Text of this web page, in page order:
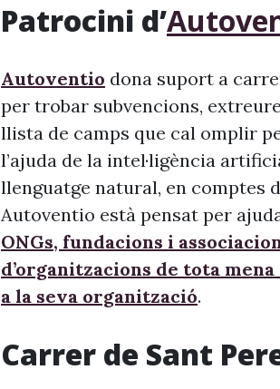
Patrocini d’
Autoventio dona suport a
per trobar subvencions,
llista de camps que cal omplir
l’ajuda de la intel·ligència
llenguatge natural, en comptes
Autoventio està pensat per
ONGs, fundacions i
d’organitzacions de tota
a la seva organització.
Carrer de Sant